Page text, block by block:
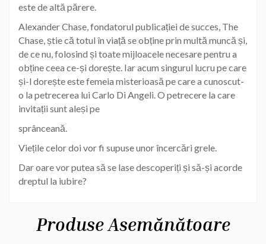
este de altă părere.
Alexander Chase, fondatorul publicației de succes, The
Chase, știe că totul în viață se obține prin multă muncă și,
de ce nu, folosind și toate mijloacele necesare pentru a
obține ceea ce-și dorește. Iar acum singurul lucru pe care
și-l dorește este femeia misterioasă pe care a cunoscut-
o la petrecerea lui Carlo Di Angeli. O petrecere la care
invitații sunt aleși pe
sprânceană.
Viețile celor doi vor fi supuse unor încercări grele.
Dar oare vor putea să se lase descoperiți și să-și acorde
dreptul la iubire?
Produse Asemănătoare